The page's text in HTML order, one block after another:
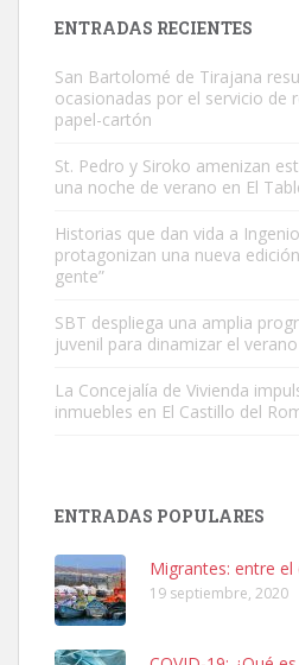
Leales.org » Gran Canaria | 9.7.2025
Gato manso encontrado
Este gato macho ha aparecido en la
es muy manso y extremadamente cari...
hembra, 4 años. Por motivos personales
Leales.org » Gran Canaria
ENTRADAS RECIENTES
San Bartolomé de Tirajana
ocasionadas por el servicio de
papel-cartón
St. Pedro y Siroko amenizan
una noche de verano en El
Historias que dan vida a
protagonizan una nueva
gente”
SBT despliega una amplia
juvenil para dinamizar el verano
La Concejalía de Vivienda
inmuebles en El Castillo del
ENTRADAS POPULARES
Migrantes: entre
19 septiembre, 2020